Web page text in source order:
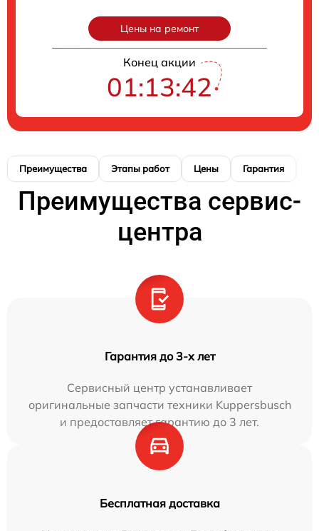
Цены на ремонт
Конец акции
01:13:41
Преимущества Этапы работ Цены Гарантия
Преимущества сервис-
центра
Гарантия до 3-х лет
Сервисный центр устанавливает
оригинальные запчасти техники Kuppersbusch
и предоставляет гарантию до 3 лет.
Бесплатная доставка